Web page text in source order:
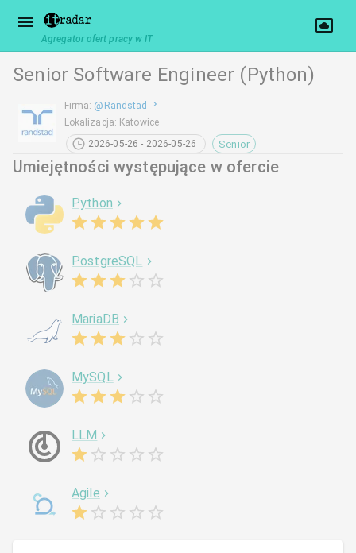
Agregator ofert pracy w IT
Senior Software Engineer (Python)
Firma: @ Randstad
Lokalizacja: Katowice
2026-05-26 - 2026-05-26
Senior
Umiejętności występujące w ofercie
Python
PostgreSQL
MariaDB
MySQL
LLM
Agile